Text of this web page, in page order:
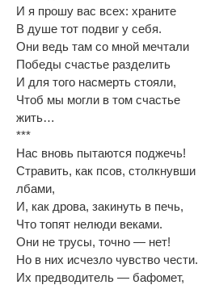
И я прошу вас всех: храните
В душе тот подвиг у себя.
Они ведь там со мной мечтали
Победы счастье разделить
И для того насмерть стояли,
Чтоб мы могли в том счастье
жить…
***
Нас вновь пытаются поджечь!
Стравить, как псов, столкнувши
лбами,
И, как дрова, закинуть в печь,
Что топят нелюди веками.
Они не трусы, точно — нет!
Но в них исчезло чувство чести.
Их предводитель — бафомет,